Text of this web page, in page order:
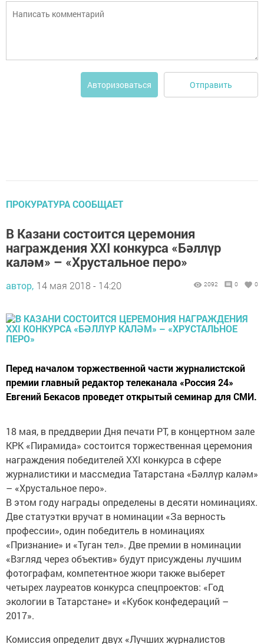
Авторизоваться Отправить
ПРОКУРАТУРА СООБЩАЕТ
В Казани состоится церемония
награждения XXI конкурса «Бәллүр
каләм» – «Хрустальное перо»
автор, 14 мая 2018 - 14:20 2092 0 0
Перед началом торжественной части журналистской
премии главный редактор телеканала «Россия 24»
Евгений Бекасов проведет открытый семинар для СМИ.
18 мая, в преддверии Дня печати РТ, в концертном зале
КРК «Пирамида» состоится торжественная церемония
награждения победителей XXI конкурса в сфере
журналистики и массмедиа Татарстана «Бәллүр каләм»
– «Хрустальное перо».
В этом году награды определены в десяти номинациях.
Две статуэтки вручат в номинации «За верность
профессии», один победитель в номинациях
«Признание» и «Туган тел». Две премии в номинации
«Взгляд через объектив» будут присуждены лучшим
фотографам, компетентное жюри также выберет
четырех лауреатов конкурса спецпроектов: «Год
экологии в Татарстане» и «Кубок конфедераций –
2017».
Комиссия определит двух «Лучших журналистов